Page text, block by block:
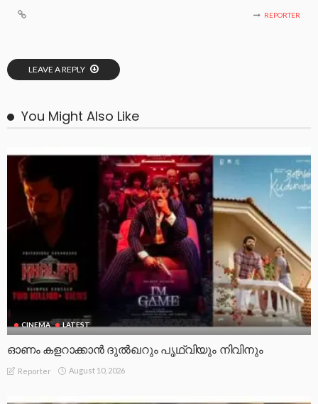
REPORTER
LEAVE A REPLY
You Might Also Like
CINEMA LATEST
ഓണം കളറാക്കാൻ ദുൽഖറും പൃഥ്വിയും നിവിനും
Reporter August 10, 2026